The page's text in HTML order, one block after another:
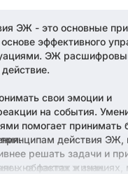
ЭЖ - это основные
эффективного
ЭЖ
свои эмоции и
на события.
помогает принимать
на фактах и
действия ЭЖ,
решать задачи и
областях жизни.